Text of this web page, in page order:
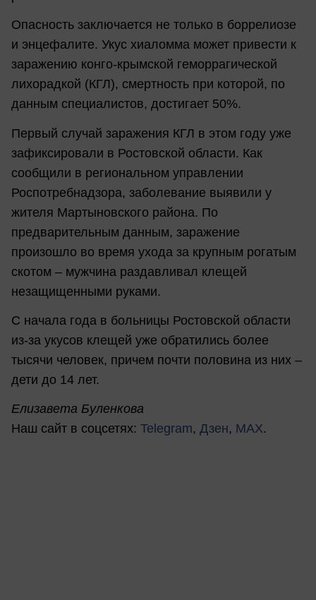
Опасность заключается не только в боррелиозе
и энцефалите. Укус хиаломма может привести к
заражению конго-крымской геморрагической
лихорадкой (КГЛ), смертность при которой, по
данным специалистов, достигает 50%.
Первый случай заражения КГЛ в этом году уже
зафиксировали в Ростовской области. Как
сообщили в региональном управлении
Роспотребнадзора, заболевание выявили у
жителя Мартыновского района. По
предварительным данным, заражение
произошло во время ухода за крупным рогатым
скотом – мужчина раздавливал клещей
незащищенными руками.
С начала года в больницы Ростовской области
из-за укусов клещей уже обратились более
тысячи человек, причем почти половина из них –
дети до 14 лет.
Елизавета Буленкова
Наш сайт в соцсетях: Telegram, Дзен, MAX.